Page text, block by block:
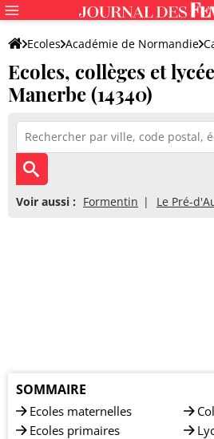
Ecoles Académie de Normandie
Ecoles, collèges et
Manerbe (14340)
Voir aussi : Formentin Le Pré-
SOMMAIRE
Ecoles maternelles
Ecoles primaires